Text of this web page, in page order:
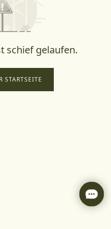
schief gelaufen.
STARTSEITE